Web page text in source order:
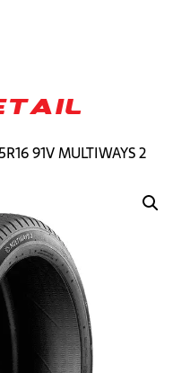
91V MULTIWAYS 2